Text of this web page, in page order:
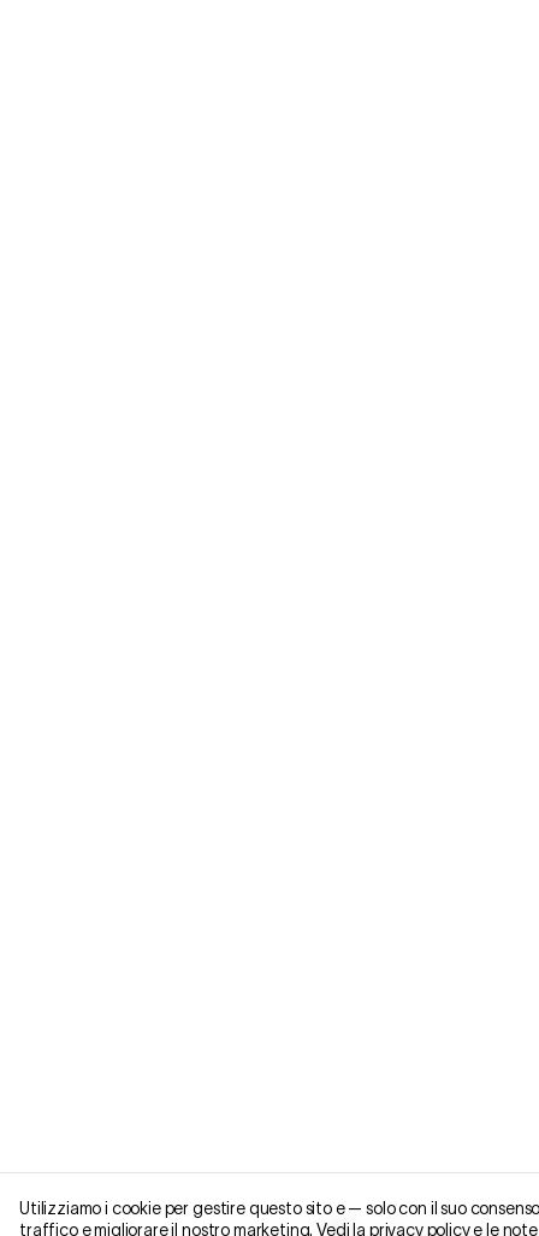
ANALISI DEL
Utilizziamo i cookie per gestire questo sito e — solo con il suo
traffico e migliorare il nostro marketing. Vedi la privacy policye le